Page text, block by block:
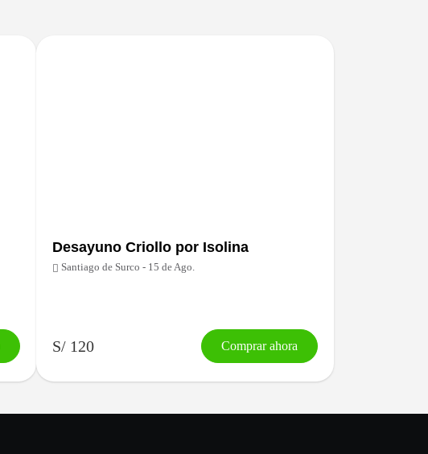
Desayuno Criollo por Isolina
Santiago de Surco - 15 de Ago.
S/ 120 Comprar ahora